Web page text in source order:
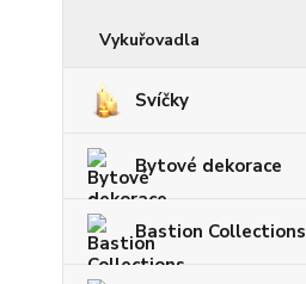
Vykuřovadla
Svíčky
Bytové dekorace
Bastion Collections